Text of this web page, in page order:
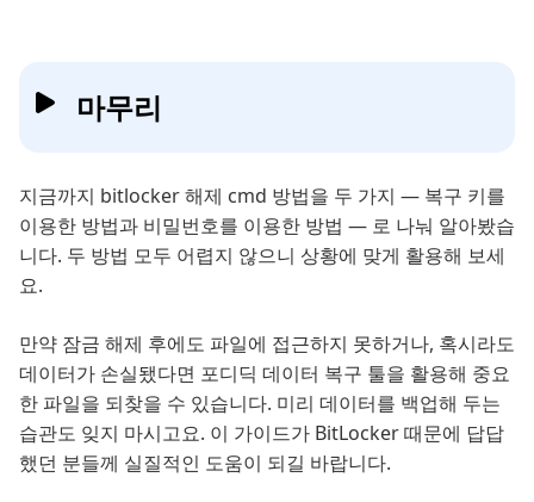
마무리
지금까지 bitlocker 해제 cmd 방법을 두 가지 — 복구 키를
이용한 방법과 비밀번호를 이용한 방법 — 로 나눠 알아봤습
니다. 두 방법 모두 어렵지 않으니 상황에 맞게 활용해 보세
요.
만약 잠금 해제 후에도 파일에 접근하지 못하거나, 혹시라도
데이터가 손실됐다면 포디딕 데이터 복구 툴을 활용해 중요
한 파일을 되찾을 수 있습니다. 미리 데이터를 백업해 두는
습관도 잊지 마시고요. 이 가이드가 BitLocker 때문에 답답
했던 분들께 실질적인 도움이 되길 바랍니다.